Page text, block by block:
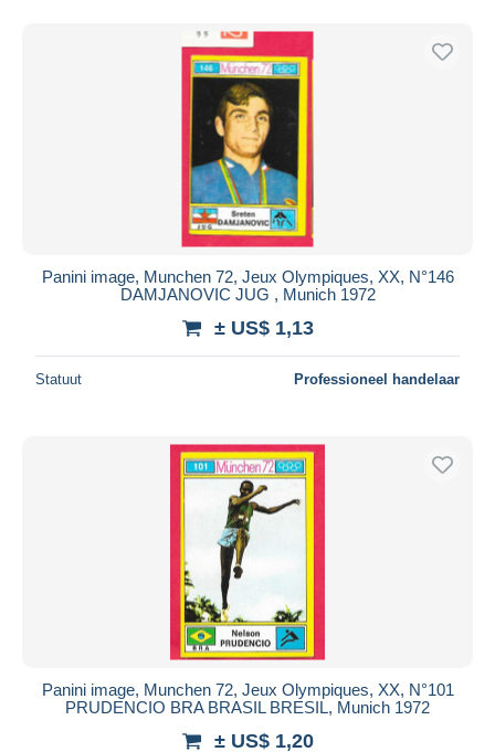
Panini image, Munchen 72, Jeux Olympiques, XX, N°146
DAMJANOVIC JUG , Munich 1972
± US$ 1,13
Statuut Professioneel handelaar
Panini image, Munchen 72, Jeux Olympiques, XX, N°101
PRUDENCIO BRA BRASIL BRESIL, Munich 1972
± US$ 1,20